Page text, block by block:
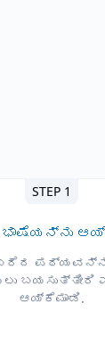
STEP 1
ಬರೆದ
ಬಯಸುತ್ತೀರಿ
ಆಯ್ಕೆಮಾಡಿ.